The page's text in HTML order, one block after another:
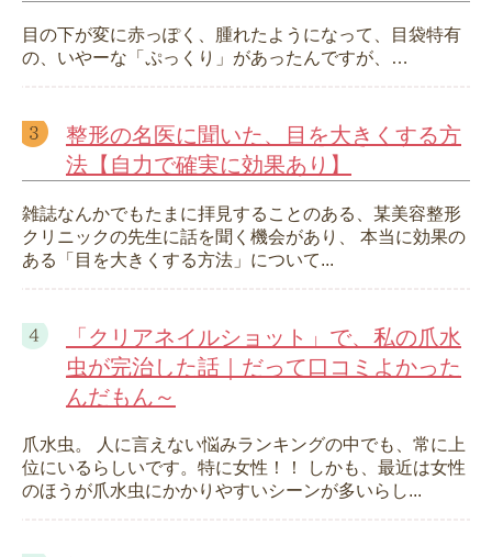
目の下が変に赤っぽく、腫れたようになって、目袋特有
の、いやーな「ぷっくり」があったんですが、…
整形の名医に聞いた、目を大きくする方
法【自力で確実に効果あり】
雑誌なんかでもたまに拝見することのある、某美容整形
クリニックの先生に話を聞く機会があり、 本当に効果の
ある「目を大きくする方法」について...
「クリアネイルショット」で、私の爪水
虫が完治した話｜だって口コミよかった
んだもん～
爪水虫。 人に言えない悩みランキングの中でも、常に上
位にいるらしいです。特に女性！！ しかも、最近は女性
のほうが爪水虫にかかりやすいシーンが多いらし...